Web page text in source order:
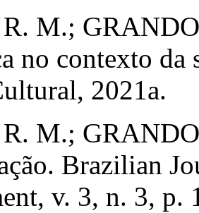
M.;
no contexto da
2021a.
M.;
Brazilian
v. 3, n. 3, p.